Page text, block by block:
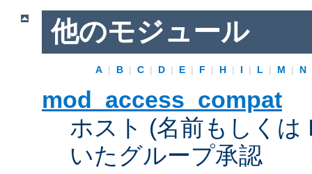
他のモジュール
A | B | C | D | E | F | H | I | L | M | N
mod_access_compat
ホスト (名前もしくは
いたグループ承認